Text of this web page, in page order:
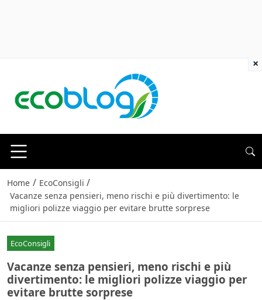
Home / EcoConsigli /
Vacanze senza pensieri, meno rischi e più divertimento: le
migliori polizze viaggio per evitare brutte sorprese
EcoConsigli
Vacanze senza pensieri, meno rischi e più
divertimento: le migliori polizze viaggio per
evitare brutte sorprese
×